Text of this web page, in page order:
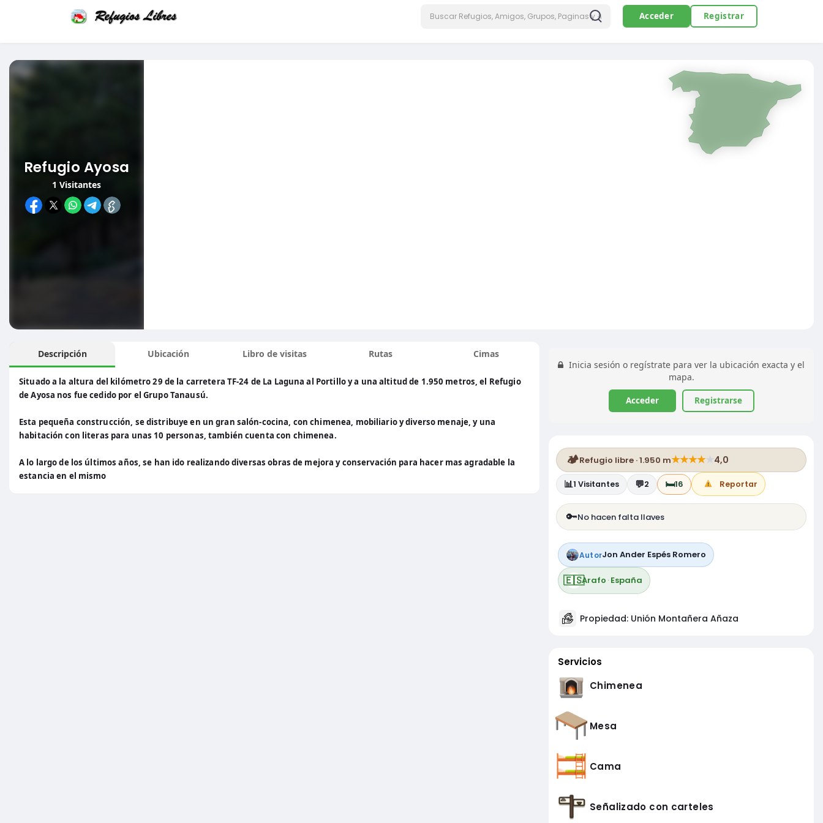
Acceder Registrar
Refugio Ayosa
1 Visitantes
Descripción
Situado a la altura del kilómetro 29 de la carretera TF-24 de La Laguna al Portillo y a una altitud de 1.950 metros, el Refugio
de Ayosa nos fue cedido por el Grupo Tanausú.
Esta pequeña construcción, se distribuye en un gran salón-cocina, con chimenea, mobiliario y diverso menaje, y una
habitación con literas para unas 10 personas, también cuenta con chimenea.
A lo largo de los últimos años, se han ido realizando diversas obras de mejora y conservación para hacer mas agradable la
estancia en el mismo
Ubicación Libro de visitas Rutas
Cimas
Inicia sesión o regístrate para ver la ubicación exacta y el
mapa.
Acceder Registrarse
🏕️Refugio libre · 1.950 m★★★★★4,0
📊1 Visitantes 💬2 🛏️16 Reportar
🔑No hacen falta llaves
AutorJon Ander Espés Romero
🇪🇸Arafo ·España
Propiedad: Unión Montañera Añaza
Servicios
Chimenea
Mesa
Cama
Señalizado con carteles